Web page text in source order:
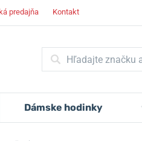
predajňa Kontakt
Dámske hodinky